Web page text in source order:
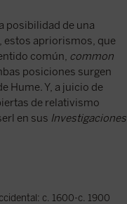
posibilidad de una
estos apriorismos, que
común, common
posiciones surgen
Hume. Y, a juicio de
de relativismo
en sus Investigaciones
c. 1600-c. 1900